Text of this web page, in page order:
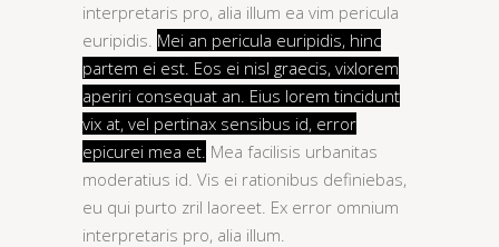
interpretaris pro, alia illum ea vim pericula
euripidis. Mei an pericula euripidis, hinc
partem ei est. Eos ei nisl graecis, vixlorem
aperiri consequat an. Eius lorem tincidunt
vix at, vel pertinax sensibus id, error
epicurei mea et. Mea facilisis urbanitas
moderatius id. Vis ei rationibus definiebas,
eu qui purto zril laoreet. Ex error omnium
interpretaris pro, alia illum.